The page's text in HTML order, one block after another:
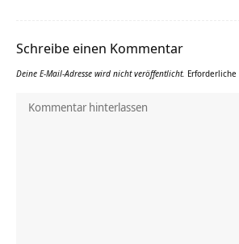
Schreibe einen Kommentar
Deine E-Mail-Adresse wird nicht veröffentlicht.